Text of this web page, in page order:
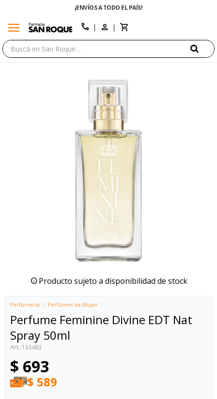
¡ENVÍOS A TODO EL PAÍS!
menu call
Producto sujeto a disponibilidad de stock
Perfumería Perfumes de Mujer
Perfume Feminine Divine EDT Nat
Spray 50ml
133483
$ 693
$ 589
close